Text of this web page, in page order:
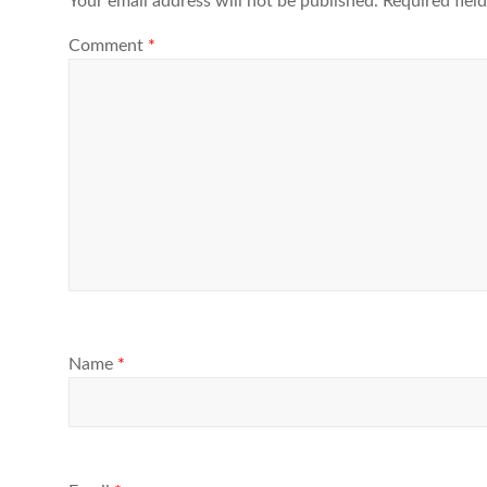
Comment *
Name *